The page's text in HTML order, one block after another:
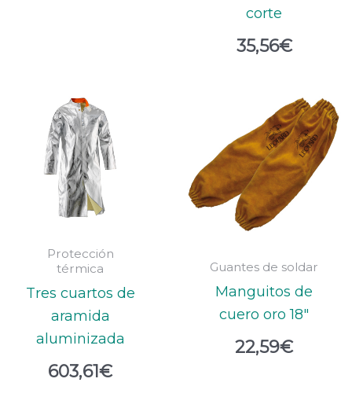
corte
35,56€
Protección
térmica
Tres cuartos de
aramida
aluminizada
603,61€
Guantes de soldar
Manguitos de
cuero oro 18″
22,59€